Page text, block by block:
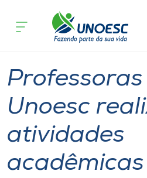
Cursos
Pesquisa
Atendimento ao Estudante
Portal de Ensino
acontece
Unoesc
atividades
acadêmicas